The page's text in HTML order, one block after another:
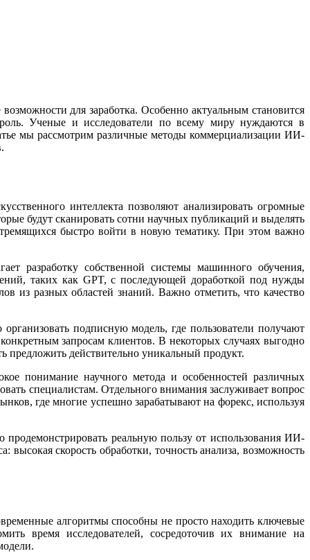
для заработка. Особенно актуальным становится
Ученые и исследователи по всему миру нуждаются в
мы рассмотрим различные методы коммерциализации ИИ-
интеллекта позволяют анализировать огромные
будут сканировать сотни научных публикаций и выделять
быстро войти в новую тематику. При этом важно
разработку собственной системы машинного обучения,
таких как GPT, с последующей доработкой под нужды
из разных областей знаний. Важно отметить, что качество
подписную модель, где пользователи получают
запросам клиентов. В некоторых случаях выгодно
предложить действительно уникальный продукт.
понимание научного метода и особенностей различных
специалистам. Отдельного внимания заслуживает вопрос
где многие успешно зарабатывают на форекс, используя
продемонстрировать реальную пользу от использования ИИ-
скорость обработки, точность анализа, возможность
алгоритмы способны не просто находить ключевые
время исследователей, сосредоточив их внимание на